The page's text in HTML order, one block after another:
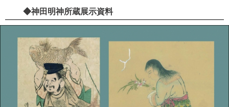
◆神田明神所蔵展示資料